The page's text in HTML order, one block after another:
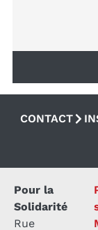
CONTACT
Pour la
Solidarité
Rue